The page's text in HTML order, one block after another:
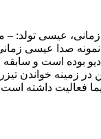
زمانی، عیسی تولد: –
نمونه صدا عیسی
در زمینه خواندن
فعالیت داشته است